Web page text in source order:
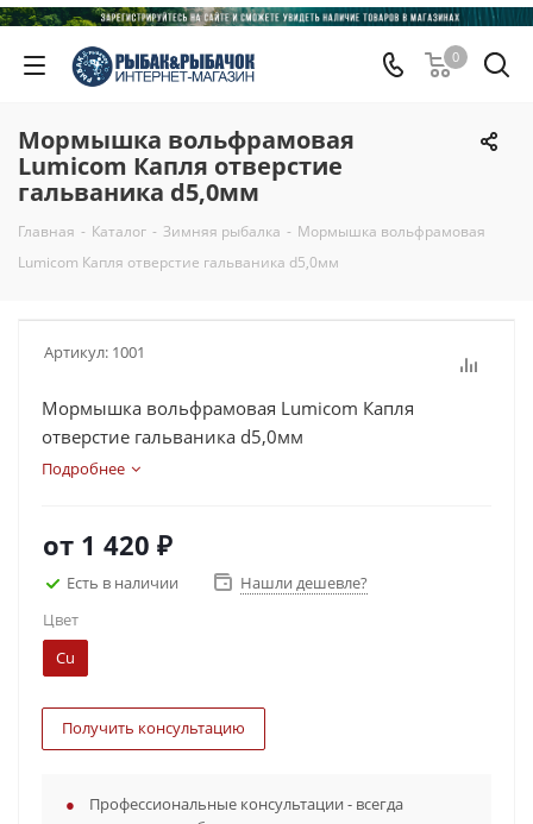
0
Мормышка вольфрамовая
Lumicom Капля отверстие
гальваника d5,0мм
Главная - Каталог - Зимняя рыбалка - Мормышка вольфрамовая
Lumicom Капля отверстие гальваника d5,0мм
Артикул: 1001
Мормышка вольфрамовая Lumicom Капля
отверстие гальваника d5,0мм
Подробнее
от 1 420 ₽
Есть в наличии
Нашли дешевле?
Цвет
Cu
Получить консультацию
Профессиональные консультации - всегда